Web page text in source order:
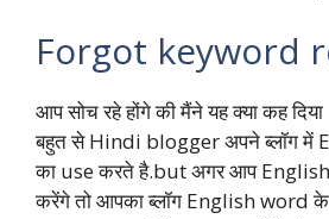
Forgot keyword
आप सोच रहे होंगे की मैंने यह क्या कह
बहुत से Hindi blogger अपने ब्लॉग में
का use करते है.but अगर आप
करेंगे तो आपका ब्लॉग English word के